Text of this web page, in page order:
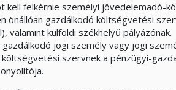
kell felkérnie személyi jövedelemadó-
önállóan gazdálkodó költségvetési
valamint külföldi székhelyű pályázónak.
jogi személy vagy jogi
szervnek a pénzügyi-